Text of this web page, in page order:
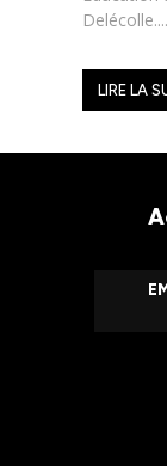
LIRE LA